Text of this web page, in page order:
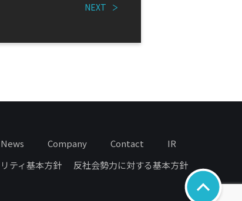
NEXT
News Company Contact
IR
ティ基本方針 反社会勢力に対する基本方針